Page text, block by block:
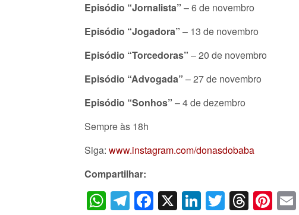
Episódio “Jornalista” – 6 de novembro
Episódio “Jogadora” – 13 de novembro
Episódio “Torcedoras” – 20 de novembro
Episódio “Advogada” – 27 de novembro
Episódio “Sonhos” – 4 de dezembro
Sempre às 18h
Siga: www.instagram.com/donasdobaba
Compartilhar:
WhatsApp
Telegram
Facebook
X LinkedIn
Twitter